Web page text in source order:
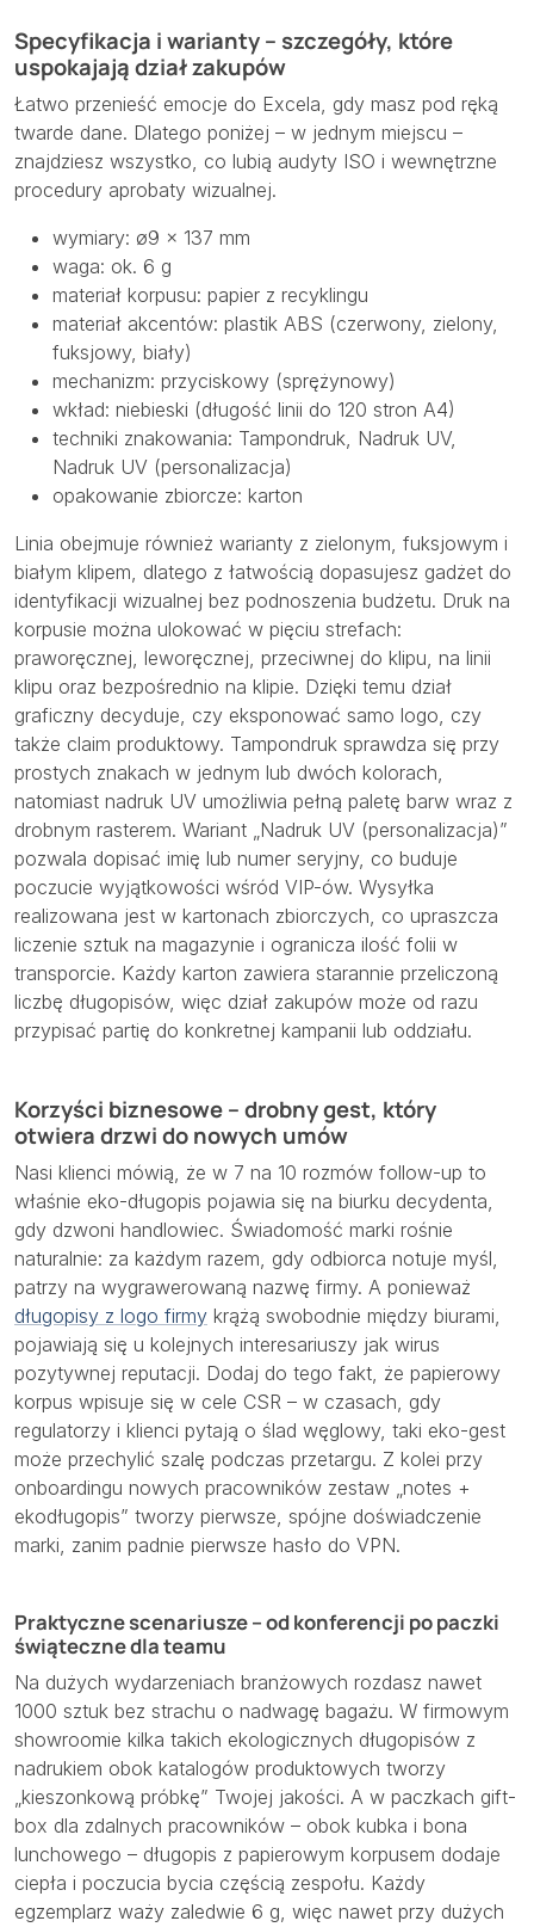
Specyfikacja i warianty – szczegóły, które
uspokajają dział zakupów
Łatwo przenieść emocje do Excela, gdy masz pod ręką
twarde dane. Dlatego poniżej – w jednym miejscu –
znajdziesz wszystko, co lubią audyty ISO i wewnętrzne
procedury aprobaty wizualnej.
wymiary: ø9 × 137 mm
waga: ok. 6 g
materiał korpusu: papier z recyklingu
materiał akcentów: plastik ABS (czerwony, zielony,
fuksjowy, biały)
mechanizm: przyciskowy (sprężynowy)
wkład: niebieski (długość linii do 120 stron A4)
techniki znakowania: Tampondruk, Nadruk UV,
Nadruk UV (personalizacja)
opakowanie zbiorcze: karton
Linia obejmuje również warianty z zielonym, fuksjowym i
białym klipem, dlatego z łatwością dopasujesz gadżet do
identyfikacji wizualnej bez podnoszenia budżetu. Druk na
korpusie można ulokować w pięciu strefach:
praworęcznej, leworęcznej, przeciwnej do klipu, na linii
klipu oraz bezpośrednio na klipie. Dzięki temu dział
graficzny decyduje, czy eksponować samo logo, czy
także claim produktowy. Tampondruk sprawdza się przy
prostych znakach w jednym lub dwóch kolorach,
natomiast nadruk UV umożliwia pełną paletę barw wraz z
drobnym rasterem. Wariant „Nadruk UV (personalizacja)”
pozwala dopisać imię lub numer seryjny, co buduje
poczucie wyjątkowości wśród VIP-ów. Wysyłka
realizowana jest w kartonach zbiorczych, co upraszcza
liczenie sztuk na magazynie i ogranicza ilość folii w
transporcie. Każdy karton zawiera starannie przeliczoną
liczbę długopisów, więc dział zakupów może od razu
przypisać partię do konkretnej kampanii lub oddziału.
Korzyści biznesowe – drobny gest, który
otwiera drzwi do nowych umów
Nasi klienci mówią, że w 7 na 10 rozmów follow-up to
właśnie eko-długopis pojawia się na biurku decydenta,
gdy dzwoni handlowiec. Świadomość marki rośnie
naturalnie: za każdym razem, gdy odbiorca notuje myśl,
patrzy na wygrawerowaną nazwę firmy. A ponieważ
długopisy z logo firmy krążą swobodnie między biurami,
pojawiają się u kolejnych interesariuszy jak wirus
pozytywnej reputacji. Dodaj do tego fakt, że papierowy
korpus wpisuje się w cele CSR – w czasach, gdy
regulatorzy i klienci pytają o ślad węglowy, taki eko-gest
może przechylić szalę podczas przetargu. Z kolei przy
onboardingu nowych pracowników zestaw „notes +
ekodługopis” tworzy pierwsze, spójne doświadczenie
marki, zanim padnie pierwsze hasło do VPN.
Praktyczne scenariusze – od konferencji po paczki
świąteczne dla teamu
Na dużych wydarzeniach branżowych rozdasz nawet
1000 sztuk bez strachu o nadwagę bagażu. W firmowym
showroomie kilka takich ekologicznych długopisów z
nadrukiem obok katalogów produktowych tworzy
„kieszonkową próbkę” Twojej jakości. A w paczkach gift-
box dla zdalnych pracowników – obok kubka i bona
lunchowego – długopis z papierowym korpusem dodaje
ciepła i poczucia bycia częścią zespołu. Każdy
egzemplarz waży zaledwie 6 g, więc nawet przy dużych